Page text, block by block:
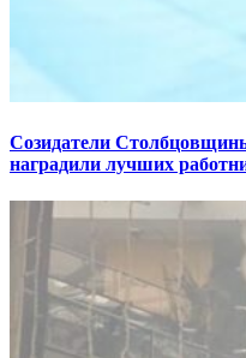
Созидатели
наградили лучших